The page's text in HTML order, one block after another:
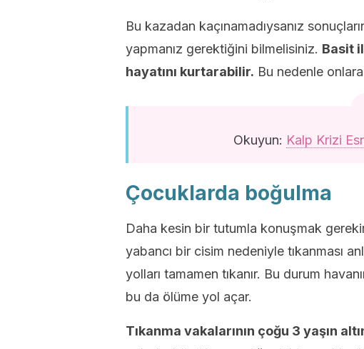
Bu kazadan kaçınamadıysanız
yapmanız gerektiğini bilmelisiniz. Basit
hayatını kurtarabilir. Bu nedenle onlara
Okuyun: Kalp Krizi
Çocuklarda boğulma
Daha kesin bir tutumla konuşmak
yabancı bir cisim nedeniyle tıkanması
yolları tamamen tıkanır. Bu durum
bu da ölüme yol açar.
Tıkanma vakalarının çoğu 3 yaşın